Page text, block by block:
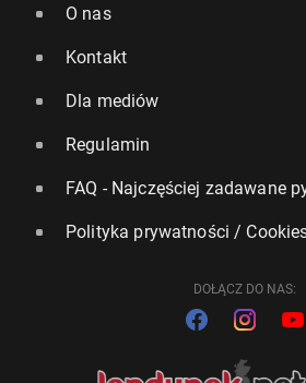
O nas
Kontakt
Dla mediów
Regulamin
FAQ - Najczęściej zadawane
Polityka prywatności /
DOŁĄCZ DO NAS: